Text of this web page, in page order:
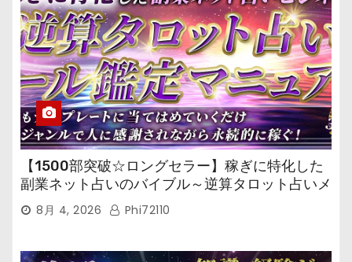
【1500部突破☆ロングセラー】稼ぎに特化した
副業ネット占いのバイブル～逆算タロット占いメ
ール鑑定マニュアル～
8月 4, 2026 Phi72110